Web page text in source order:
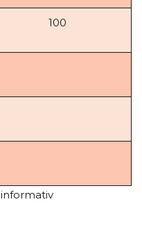
100